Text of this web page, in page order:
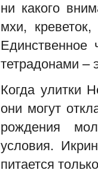
ни какого
мхи,
тетрадонами –
Когда улитки
они могут
рождения
условия.
питается